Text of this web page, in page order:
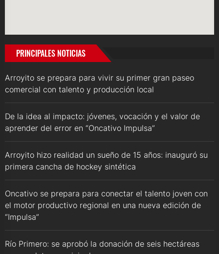
PRINCIPALES NOTICIAS
Arroyito se prepara para vivir su primer gran paseo
comercial con talento y producción local
De la idea al impacto: jóvenes, vocación y el valor de
aprender del error en “Oncativo Impulsa”
Arroyito hizo realidad un sueño de 15 años: inauguró su
primera cancha de hockey sintética
Oncativo se prepara para conectar el talento joven con
el motor productivo regional en una nueva edición de
“Impulsa”
Río Primero: se aprobó la donación de seis hectáreas